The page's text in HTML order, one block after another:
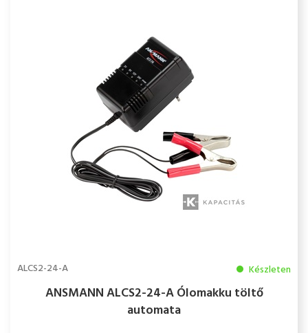
ALCS2-24-A Készleten
ANSMANN ALCS2-24-A Ólomakku töltő
automata